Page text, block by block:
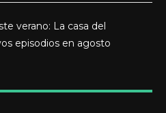
verano: La casa del
episodios en agosto